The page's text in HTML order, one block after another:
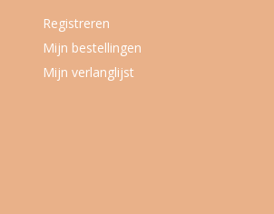
Registreren
Mijn bestellingen
Mijn verlanglijst